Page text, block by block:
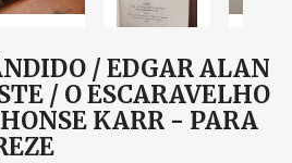
/ EDGAR ALAN
/ O ESCARAVELHO
KARR - PARA